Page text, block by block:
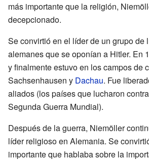
más importante que la religión,
decepcionado.
Se convirtió en el líder de un grupo de
alemanes que se oponían a Hitler. En
y finalmente estuvo en los campos de
Sachsenhausen y Dachau. Fue
aliados (los países que lucharon
Segunda Guerra Mundial).
Después de la guerra, Niemöller
líder religioso en Alemania. Se
importante que hablaba sobre la